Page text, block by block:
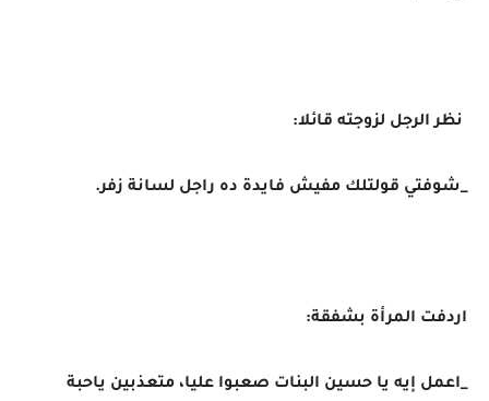
نظر الرجل لزوجته قائلا:
_شوفتي قولتلك مفيش فايدة ده راجل لسانة زفر.
اردفت المرأة بشفقة:
_اعمل إيه يا حسين البنات صعبوا عليا، متعذبين ياحبة